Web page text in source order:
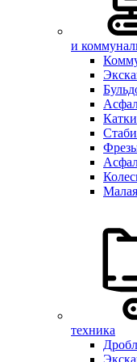
и
Катки
техника